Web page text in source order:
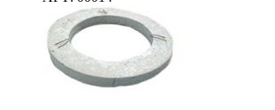
опорное
КО-10